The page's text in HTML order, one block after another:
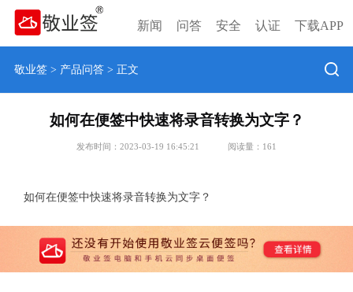
新闻 问答 安全 认证 下载APP
敬业签> 产品问答> 正文
如何在便签中快速将录音转换为文字？
发布时间：2023-03-19 16:45:21 阅读量： 161
如何在便签中快速将录音转换为文字？